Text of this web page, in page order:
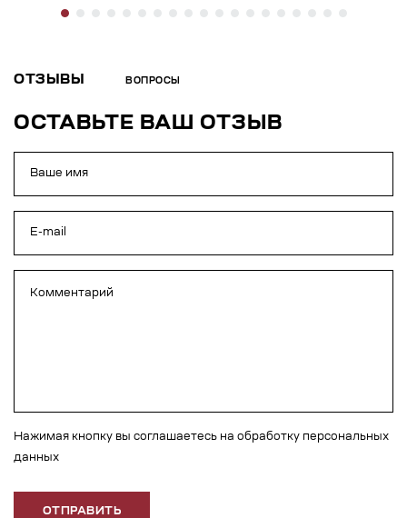
ОТЗЫВЫ ВОПРОСЫ
ОСТАВЬТЕ ВАШ ОТЗЫВ
Нажимая кнопку вы соглашаетесь на обработку персональных
данных
ОТПРАВИТЬ